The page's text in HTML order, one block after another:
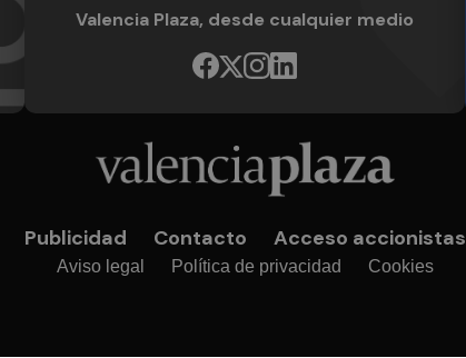
Valencia Plaza, desde cualquier medio
Publicidad Contacto Acceso accionistas
Aviso legal Política de privacidad Cookies